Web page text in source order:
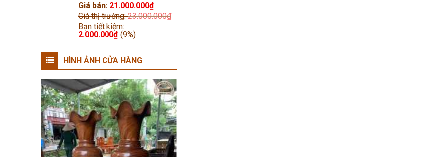
Giá bán: 21.000.000₫
Giá thị trường:23.000.000₫
Bạn tiết kiệm:
2.000.000₫ (9%)
HÌNH ẢNH CỬA HÀNG